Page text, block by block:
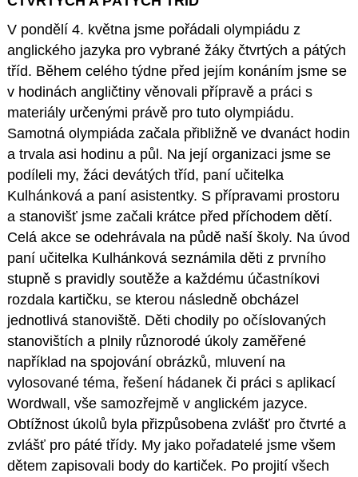
V pondělí 4. května jsme pořádali olympiádu z
anglického jazyka pro vybrané žáky čtvrtých a pátých
tříd. Během celého týdne před jejím konáním jsme se
v hodinách angličtiny věnovali přípravě a práci s
materiály určenými právě pro tuto olympiádu.
Samotná olympiáda začala přibližně ve dvanáct hodin
a trvala asi hodinu a půl. Na její organizaci jsme se
podíleli my, žáci devátých tříd, paní učitelka
Kulhánková a paní asistentky. S přípravami prostoru
a stanovišť jsme začali krátce před příchodem dětí.
Celá akce se odehrávala na půdě naší školy. Na úvod
paní učitelka Kulhánková seznámila děti z prvního
stupně s pravidly soutěže a každému účastníkovi
rozdala kartičku, se kterou následně obcházel
jednotlivá stanoviště. Děti chodily po očíslovaných
stanovištích a plnily různorodé úkoly zaměřené
například na spojování obrázků, mluvení na
vylosované téma, řešení hádanek či práci s aplikací
Wordwall, vše samozřejmě v anglickém jazyce.
Obtížnost úkolů byla přizpůsobena zvlášť pro čtvrté a
zvlášť pro páté třídy. My jako pořadatelé jsme všem
dětem zapisovali body do kartiček. Po projití všech